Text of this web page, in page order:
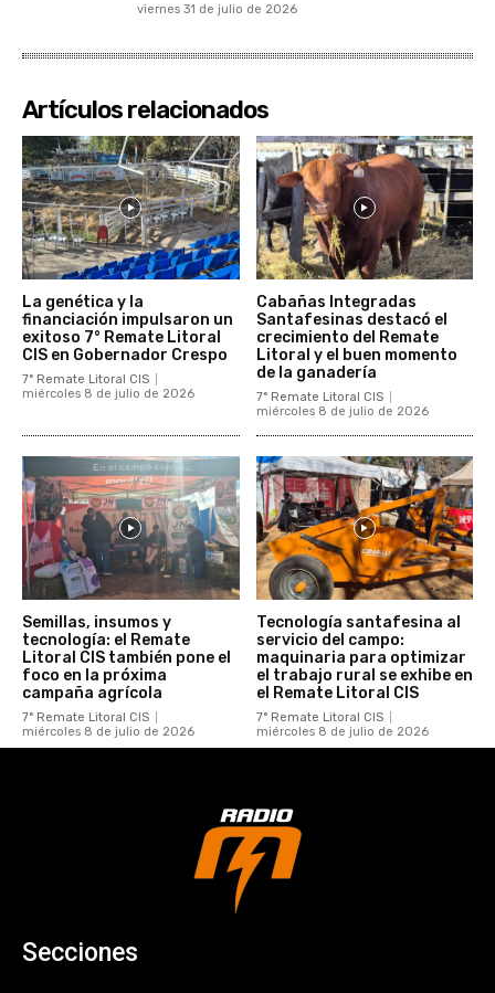
viernes 31 de julio de 2026
Artículos relacionados
La genética y la
financiación impulsaron un
exitoso 7° Remate Litoral
CIS en Gobernador Crespo
7° Remate Litoral CIS
miércoles 8 de julio de 2026
Cabañas Integradas
Santafesinas destacó el
crecimiento del Remate
Litoral y el buen momento
de la ganadería
7° Remate Litoral CIS
miércoles 8 de julio de 2026
Semillas, insumos y
tecnología: el Remate
Litoral CIS también pone el
foco en la próxima
campaña agrícola
7° Remate Litoral CIS
miércoles 8 de julio de 2026
Tecnología santafesina al
servicio del campo:
maquinaria para optimizar
el trabajo rural se exhibe en
el Remate Litoral CIS
7° Remate Litoral CIS
miércoles 8 de julio de 2026
Secciones